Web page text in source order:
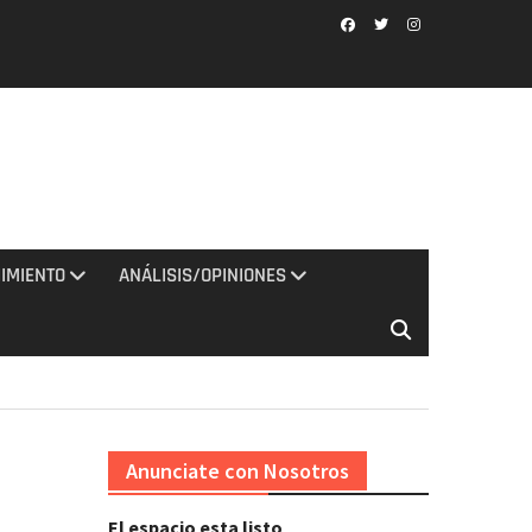
ANÁLISIS/OPINIONES
Anunciate con Nosotros
El espacio esta listo